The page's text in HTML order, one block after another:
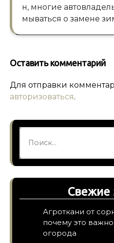
н, многие
мываться о замене
Оставить комментарий
Для отправки
авторизоваться.
Свежие
Агроткани от
почему это
огорода